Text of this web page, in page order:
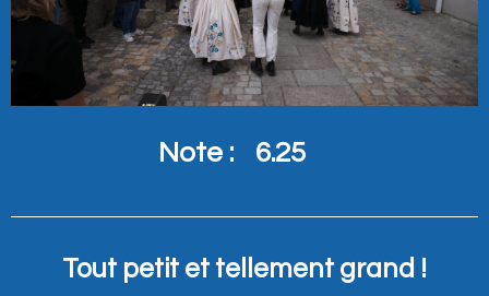
Note : 6.25
Tout petit et tellement grand !